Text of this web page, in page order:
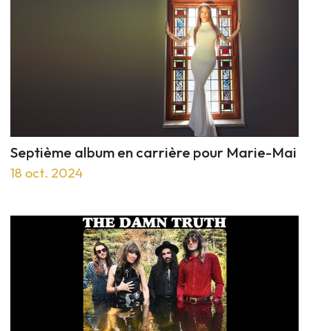
Septième album en carrière pour Marie-Mai
18 oct. 2024